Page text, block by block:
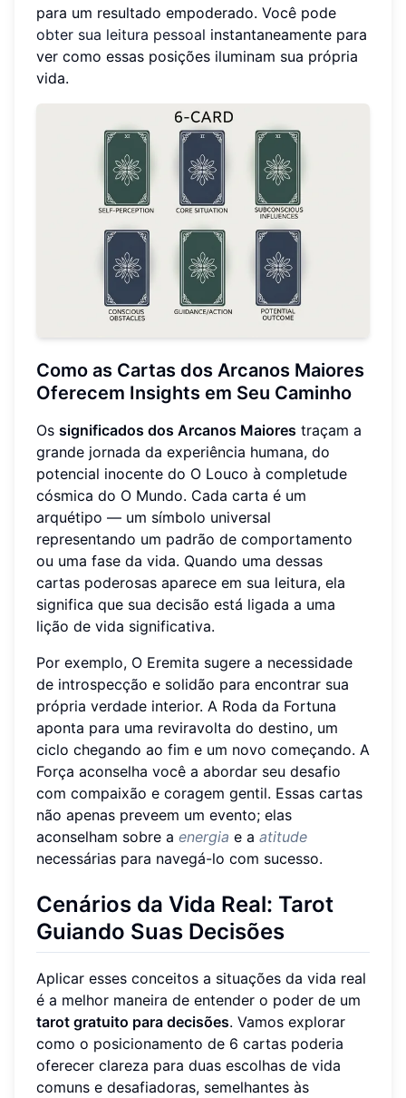
para um resultado empoderado. Você pode
obter sua leitura pessoal instantaneamente para
ver como essas posições iluminam sua própria
vida.
Como as Cartas dos Arcanos Maiores
Oferecem Insights em Seu Caminho
Os significados dos Arcanos Maiores traçam a
grande jornada da experiência humana, do
potencial inocente do O Louco à completude
cósmica do O Mundo. Cada carta é um
arquétipo — um símbolo universal
representando um padrão de comportamento
ou uma fase da vida. Quando uma dessas
cartas poderosas aparece em sua leitura, ela
significa que sua decisão está ligada a uma
lição de vida significativa.
Por exemplo, O Eremita sugere a necessidade
de introspecção e solidão para encontrar sua
própria verdade interior. A Roda da Fortuna
aponta para uma reviravolta do destino, um
ciclo chegando ao fim e um novo começando. A
Força aconselha você a abordar seu desafio
com compaixão e coragem gentil. Essas cartas
não apenas preveem um evento; elas
aconselham sobre a energia e a atitude
necessárias para navegá-lo com sucesso.
Cenários da Vida Real: Tarot
Guiando Suas Decisões
Aplicar esses conceitos a situações da vida real
é a melhor maneira de entender o poder de um
tarot gratuito para decisões. Vamos explorar
como o posicionamento de 6 cartas poderia
oferecer clareza para duas escolhas de vida
comuns e desafiadoras, semelhantes às